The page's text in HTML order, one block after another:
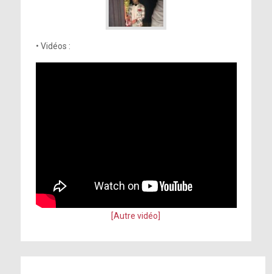
• Vidéos :
[Autre vidéo]